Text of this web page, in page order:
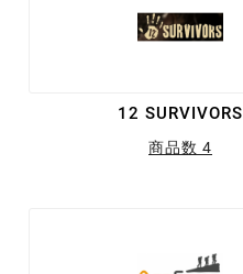
12 SURVIVORS
商品数 4